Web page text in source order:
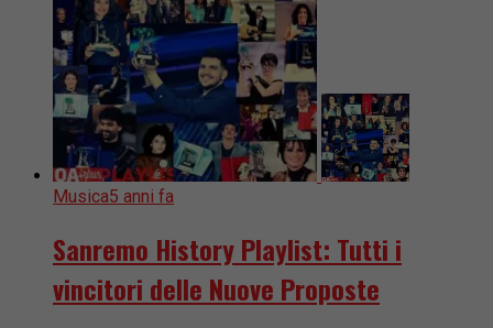
Musica5 anni fa
Sanremo History Playlist: Tutti i
vincitori delle Nuove Proposte